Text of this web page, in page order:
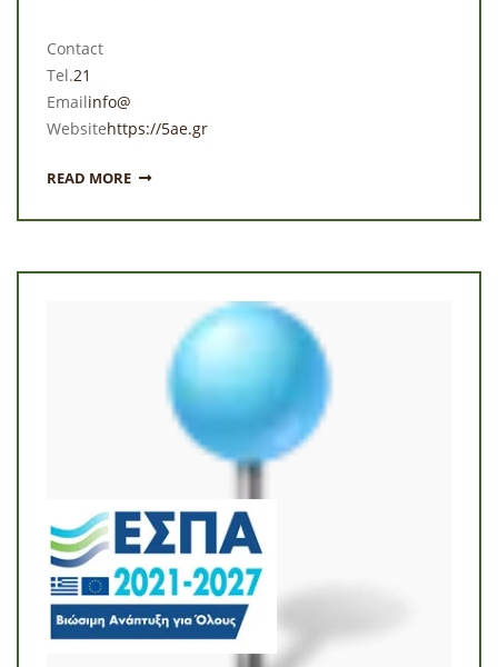
Contact
Tel.21
Emailinfo@
Websitehttps://5ae.gr
READ MORE